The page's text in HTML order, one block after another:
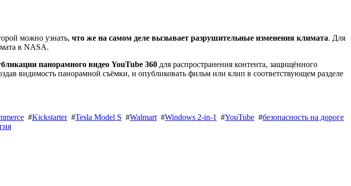
можно узнать, что же на самом деле вызывает разрушительные изменения климата. Для
в NASA.
панорамного видео YouTube 360 для распространения контента, защищённого
видимость панорамной съёмки, и опубликовать фильм или клип в соответствующем разделе
#Kickstarter#Tesla Model S #Walmart#Windows 2-in-1 #YouTube #безопасность на дороге